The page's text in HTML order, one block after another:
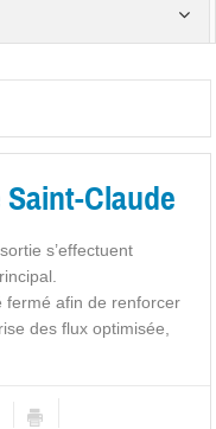
Claude
s’effectuent
fermé afin de renforcer
des flux optimisée,